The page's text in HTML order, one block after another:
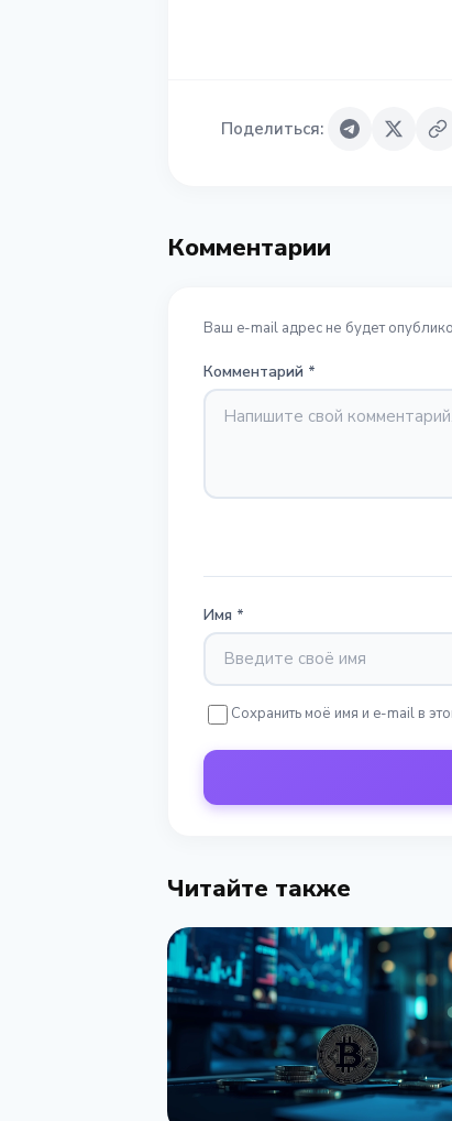
Поделиться:
Комментарии
Ваш e-mail адрес не будет
Комментарий *
Имя *
Сохранить моё имя и e-mail в
Читайте также